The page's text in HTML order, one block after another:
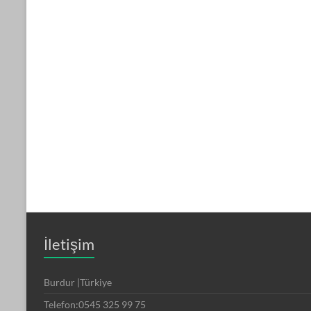
İletişim
Burdur |Türkiye
Telefon:0545 325 99 75